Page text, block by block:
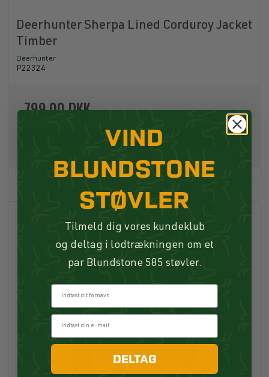
Deerhunter Sherpa Lined Corduroy Jacket
Timber
Deerhunter
P22324
799,00 DKK
Køb
VIND
BLUNDSTONE
STØVLER
Tilmeld dig vores kundeklub
og deltag i lodtrækningen om et
par Blundstone 585 støvler.
Fornavn
DELTAG